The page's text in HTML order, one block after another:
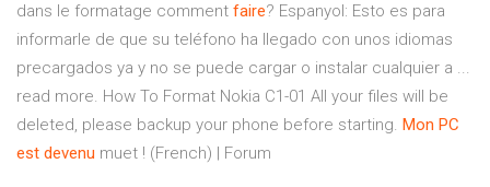
dans le formatage comment faire? Espanyol: Esto es para
informarle de que su teléfono ha llegado con unos idiomas
precargados ya y no se puede cargar o instalar cualquier a ...
read more. How To Format Nokia C1-01 All your files will be
deleted, please backup your phone before starting. Mon PC
est devenu muet ! (French) | Forum